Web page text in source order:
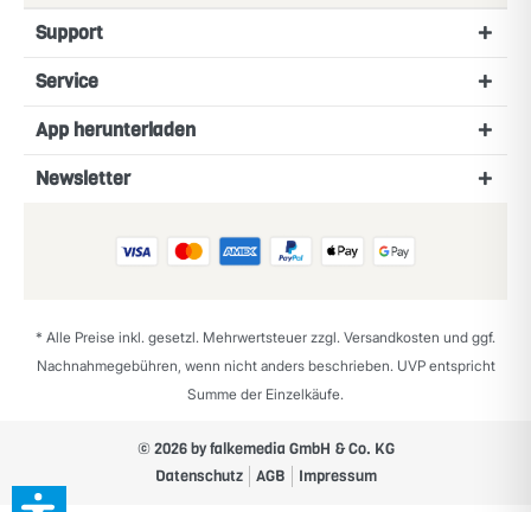
Support
Service
App herunterladen
Newsletter
* Alle Preise inkl. gesetzl. Mehrwertsteuer zzgl. Versandkosten und ggf.
Nachnahmegebühren, wenn nicht anders beschrieben. UVP entspricht
Summe der Einzelkäufe.
© 2026 by falkemedia GmbH & Co. KG
Datenschutz
AGB Impressum